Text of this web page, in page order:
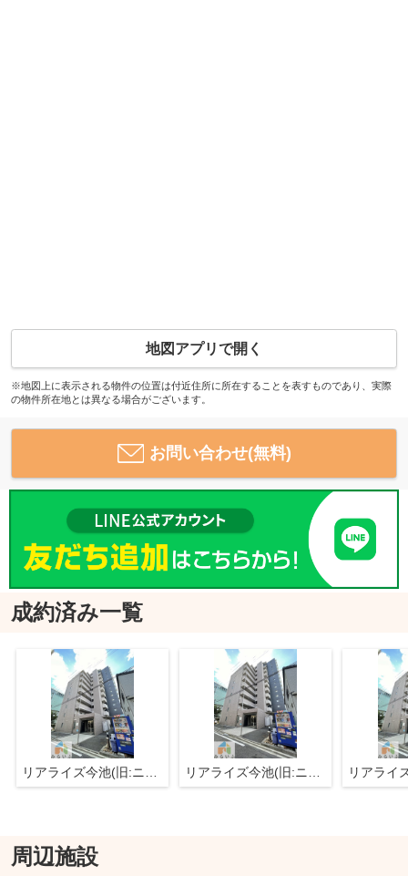
地図アプリで開く
※地図上に表示される物件の位置は付近住所に所在することを表すものであり、実際
の物件所在地とは異なる場合がございます。
お問い合わせ(無料)
成約済み一覧
リアライズ今池(旧:ニッコーテラス) リアライズ今池(旧:ニッコーテラス)
周辺施設